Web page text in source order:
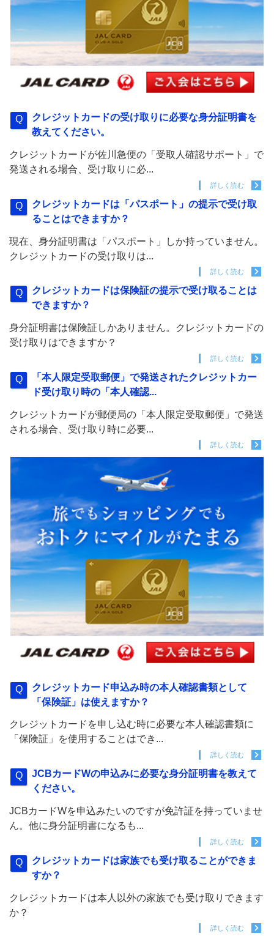
クレジットカードの受け取りに必要な身分証明書を
教えてください。
クレジットカードが佐川急便の「受取人確認サポート」で
発送される場合、受け取りに必...
詳しく読む
クレジットカードは「パスポート」の提示で受け取
ることはできますか？
現在、身分証明書は「パスポート」しか持っていません。
クレジットカードの受け取りは...
詳しく読む
クレジットカードは保険証の提示で受け取ることは
できますか？
身分証明書は保険証しかありません。クレジットカードの
受け取りはできますか？
詳しく読む
「本人限定受取郵便」で発送されたクレジットカー
ド受け取り時の「本人確認...
クレジットカードが郵便局の「本人限定受取郵便」で発送
される場合、受け取り時に必要...
詳しく読む
クレジットカード申込み時の本人確認書類として
「保険証」は使えますか？
クレジットカードを申し込む時に必要な本人確認書類に
「保険証」を使用することはでき...
詳しく読む
JCBカードWの申込みに必要な身分証明書を教えて
ください。
JCBカードWを申込みたいのですが免許証を持っていませ
ん。他に身分証明書になるも...
詳しく読む
クレジットカードは家族でも受け取ることができま
すか？
クレジットカードは本人以外の家族でも受け取りできます
か？
詳しく読む